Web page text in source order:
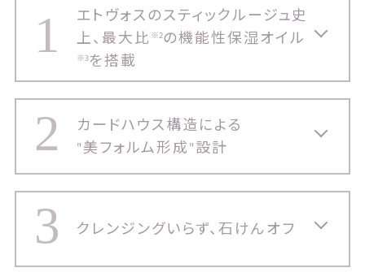
1
エトヴォスのスティックルージュ史
上、最大比 ※2の機能性保湿オイル
※3を搭載
2
カードハウス構造による
"美フォルム形成"設計
3 クレンジングいらず、石けんオフ